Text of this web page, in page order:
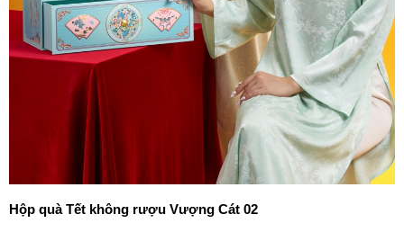
Hộp quà Tết không rượu Vượng Cát 02